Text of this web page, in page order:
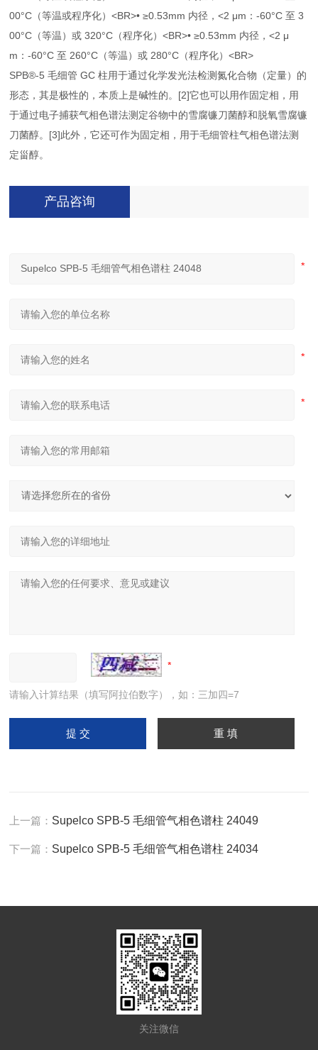
00°C（等温或程序化）<BR>• ≥0.53mm 内径，<2 μm：-60°C 至 3
00°C（等温）或 320°C（程序化）<BR>• ≥0.53mm 内径，<2 μ
m：-60°C 至 260°C（等温）或 280°C（程序化）<BR>
SPB®-5 毛细管 GC 柱用于通过化学发光法检测氮化合物（定量）的
形态，其是极性的，本质上是碱性的。[2]它也可以用作固定相，用
于通过电子捕获气相色谱法测定谷物中的雪腐镰刀菌醇和脱氧雪腐镰
刀菌醇。[3]此外，它还可作为固定相，用于毛细管柱气相色谱法测
定甾醇。
产品咨询
请输入计算结果（填写阿拉伯数字），如：三加四=7
上一篇： Supelco SPB-5 毛细管气相色谱柱 24049
下一篇： Supelco SPB-5 毛细管气相色谱柱 24034
关注微信